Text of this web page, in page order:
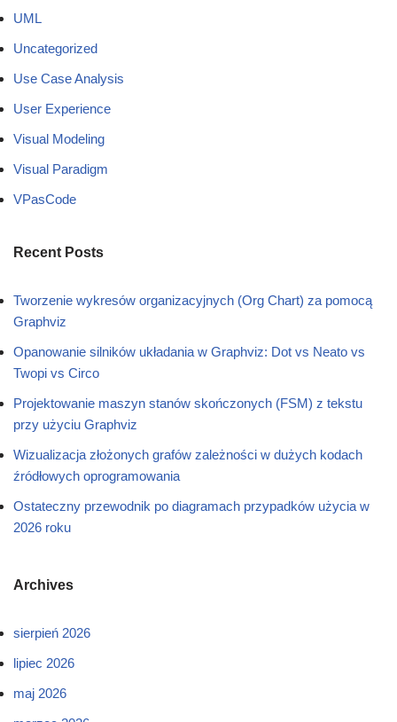
UML
Uncategorized
Use Case Analysis
User Experience
Visual Modeling
Visual Paradigm
VPasCode
Recent Posts
Tworzenie wykresów organizacyjnych (Org Chart) za pomocą
Graphviz
Opanowanie silników układania w Graphviz: Dot vs Neato vs
Twopi vs Circo
Projektowanie maszyn stanów skończonych (FSM) z tekstu
przy użyciu Graphviz
Wizualizacja złożonych grafów zależności w dużych kodach
źródłowych oprogramowania
Ostateczny przewodnik po diagramach przypadków użycia w
2026 roku
Archives
sierpień 2026
lipiec 2026
maj 2026